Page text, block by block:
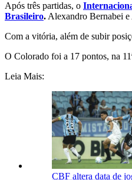
Após três partidas, o
Brasileiro. Alexandro Bernabei
Com a vitória, além de subir
O Colorado foi a 17 pontos, na
Leia Mais:
CBF altera data de